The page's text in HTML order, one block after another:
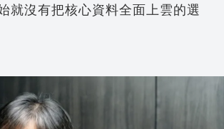
就沒有把核心資料全面上雲的選